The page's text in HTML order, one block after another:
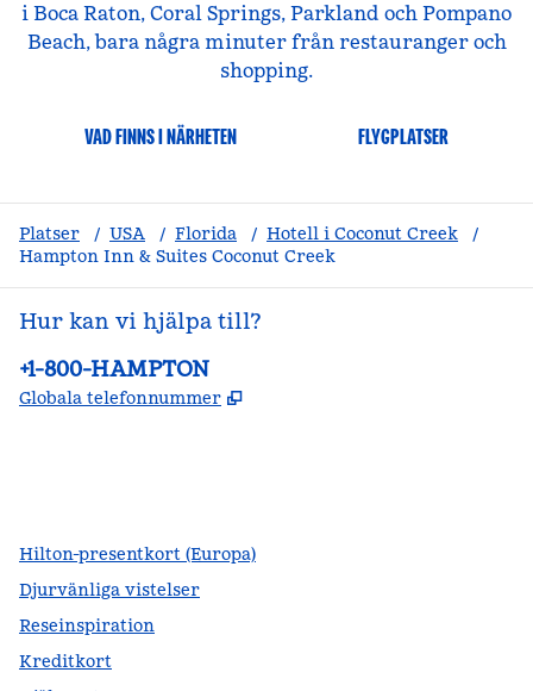
i Boca Raton, Coral Springs, Parkland och Pompano
Beach, bara några minuter från restauranger och
shopping.
VAD FINNS I NÄRHETEN FLYGPLATSER
Platser / USA / Florida / Hotell i Coconut Creek
/
Hampton Inn & Suites Coconut Creek
Hur kan vi hjälpa till?
Telefon:
+1-800-HAMPTON
Globala telefonnummer ,
Hilton-presentkort (Europa)
Djurvänliga vistelser
Reseinspiration
Kreditkort